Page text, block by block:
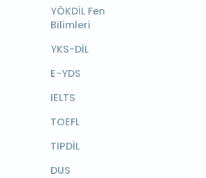
YÖKDİL Fen
Bilimleri
YKS-DİL
E-YDS
IELTS
TOEFL
TIPDİL
DUS